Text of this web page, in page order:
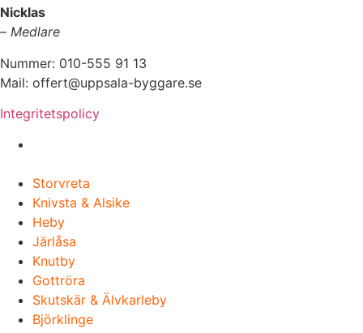
Nicklas
– Medlare
Nummer: 010-555 91 13
Mail: offert@uppsala-byggare.se
Integritetspolicy
Storvreta
Knivsta & Alsike
Heby
Järlåsa
Knutby
Gottröra
Skutskär & Älvkarleby
Björklinge